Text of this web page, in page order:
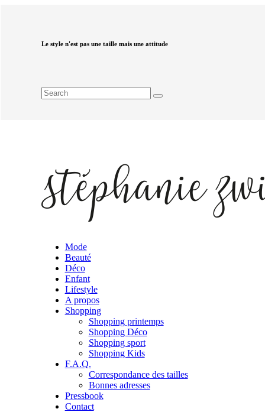
Le style n'est pas une taille mais une attitude
Mode
Beauté
Déco
Enfant
Lifestyle
A propos
Shopping
Shopping printemps
Shopping Déco
Shopping sport
Shopping Kids
F.A.Q.
Correspondance des tailles
Bonnes adresses
Pressbook
Contact